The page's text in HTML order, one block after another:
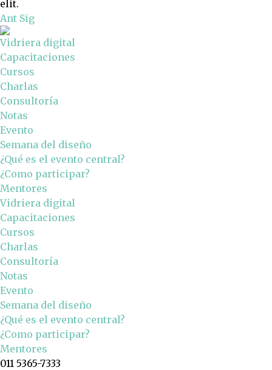
elit.
Ant Sig
Vidriera digital
Capacitaciones
Cursos
Charlas
Consultoría
Notas
Evento
Semana del diseño
¿Qué es el evento central?
¿Como participar?
Mentores
Vidriera digital
Capacitaciones
Cursos
Charlas
Consultoría
Notas
Evento
Semana del diseño
¿Qué es el evento central?
¿Como participar?
Mentores
011 5365-7333